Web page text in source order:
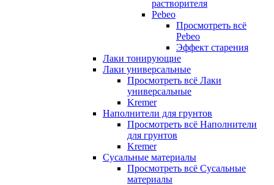
растворителя
Pebeo
Просмотреть всё
Pebeo
Эффект старения
Лаки тонирующие
Лаки универсальные
Просмотреть всё Лаки
универсальные
Kremer
Наполнители для грунтов
Просмотреть всё Наполнители
для грунтов
Kremer
Сусальные материалы
Просмотреть всё Сусальные
материалы